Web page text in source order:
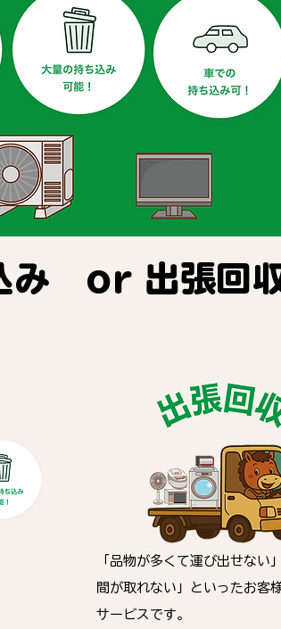
み or 出張回
「品物が多くて運び出せない
間が取れない」といったお客
サービスです。